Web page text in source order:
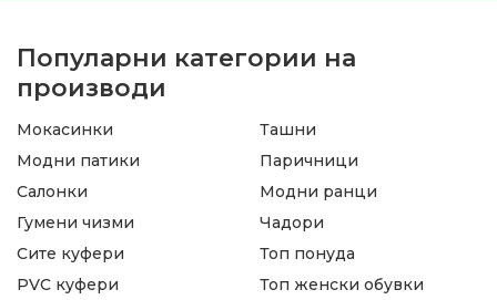
Популарни категории на
производи
Мокасинки
Модни патики
Салонки
Гумени чизми
Ташни
Паричници
Модни ранци
Чадори
Сите куфери
PVC куфери
Топ понуда
Топ женски обувки